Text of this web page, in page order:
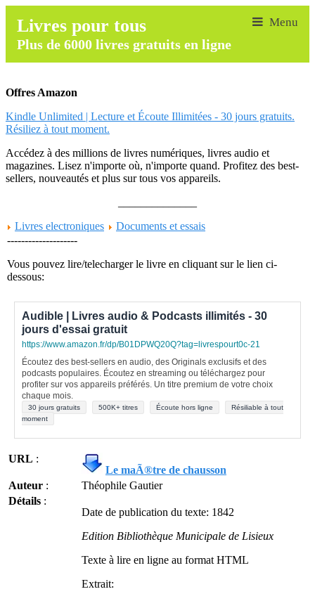
Livres pour tous
Plus de 6000 livres gratuits en ligne
Offres Amazon
Kindle Unlimited | Lecture et Écoute Illimitées - 30 jours gratuits.
Résiliez à tout moment.
Accédez à des millions de livres numériques, livres audio et
magazines. Lisez n'importe où, n'importe quand. Profitez des best-
sellers, nouveautés et plus sur tous vos appareils.
Livres electroniques
Documents et essais
--------------------
Vous pouvez lire/telecharger le livre en cliquant sur le lien ci-
dessous:
Audible | Livres audio & Podcasts illimités - 30
jours d'essai gratuit
https://www.amazon.fr/dp/B01DPWQ20Q?tag=livrespourt0c-21
Écoutez des best-sellers en audio, des Originals exclusifs et des
podcasts populaires. Écoutez en streaming ou téléchargez pour
profiter sur vos appareils préférés. Un titre premium de votre choix
chaque mois.
30 jours gratuits 500K+ titres Écoute hors ligne
Résiliable à tout
moment
URL :
Le maÃ®tre de chausson
Auteur :
Théophile Gautier
Détails :
Date de publication du texte: 1842
Edition Bibliothèque Municipale de Lisieux
Texte à lire en ligne au format HTML
Extrait: